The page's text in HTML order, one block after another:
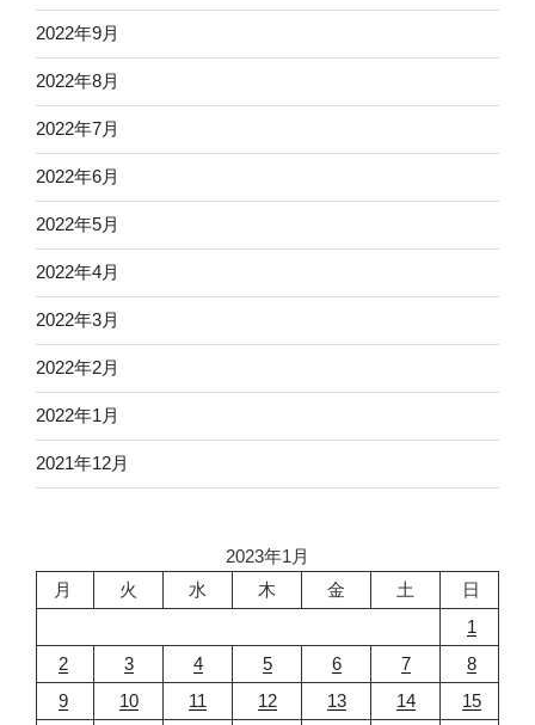
2022年9月
2022年8月
2022年7月
2022年6月
2022年5月
2022年4月
2022年3月
2022年2月
2022年1月
2021年12月
2023年1月
月
火 水 木 金 土
日
1
2
3 4 5 6 7
8
9
10 11 12 13 14
15